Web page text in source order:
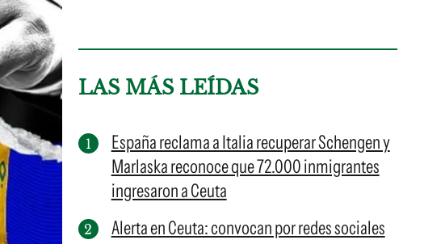
LAS MÁS LEÍDAS
España reclama a Italia recuperar Schengen y
Marlaska reconoce que 72.000 inmigrantes
ingresaron a Ceuta
Alerta en Ceuta: convocan por redes sociales